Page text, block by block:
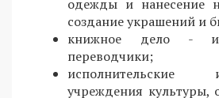
одежды и нанесение
создание украшений и
книжное дело -
переводчики;
учреждения культуры,